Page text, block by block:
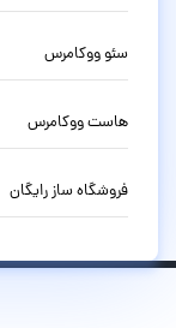
سئو ووکامرس
هاست ووکامرس
فروشگاه ساز رایگان